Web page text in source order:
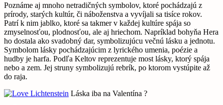
Poznáme aj mnoho netradičných symbolov, ktoré pochádzajú z
prírody, starých kultúr, či náboženstva a vyvíjali sa tisíce rokov.
Patrí k nim jablko, ktoré sa takmer v každej kultúre spája so
zmyselnosťou, plodnosťou, ale aj hriechom. Napríklad bohyňa Hera
ho dostala ako svadobný dar, symbolizujúcu večnú lásku a jednotu.
Symbolom lásky pochádzajúcim z lyrického umenia, poézie a
hudby je harfa. Podľa Keltov reprezentuje most lásky, ktorý spája
nebo a zem. Jej struny symbolizujú rebrík, po ktorom vystúpite až
do raja.
Láska iba na Valentína ?